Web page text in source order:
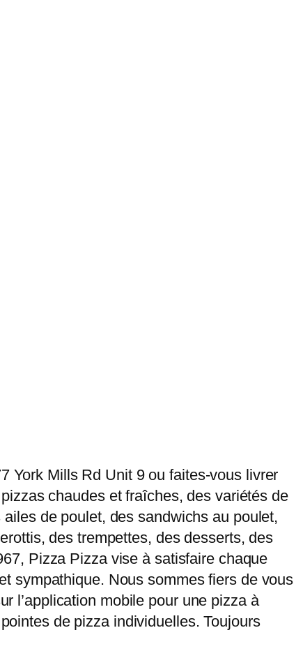
York Mills Rd Unit 9 ou faites-vous livrer
chaudes et fraîches, des variétés de
de poulet, des sandwichs au poulet,
des trempettes, des desserts, des
Pizza Pizza vise à satisfaire chaque
sympathique. Nous sommes fiers de vous
l’application mobile pour une pizza à
de pizza individuelles. Toujours